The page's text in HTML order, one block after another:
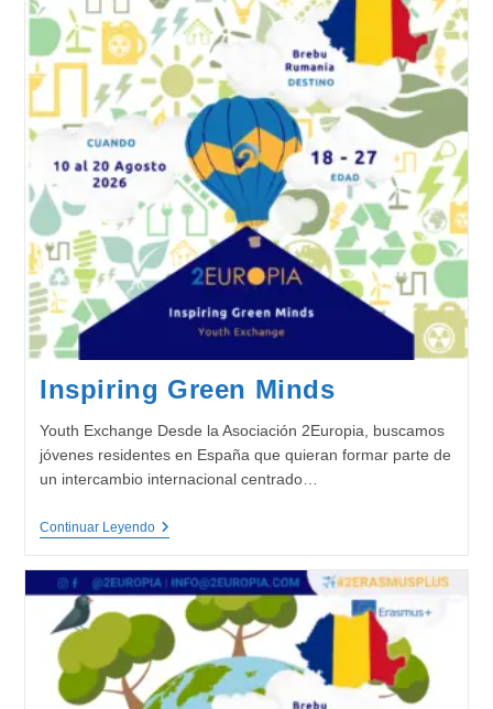
Inspiring Green Minds
Youth Exchange Desde la Asociación 2Europia, buscamos
jóvenes residentes en España que quieran formar parte de
un intercambio internacional centrado…
Continuar LeyendoInspiring